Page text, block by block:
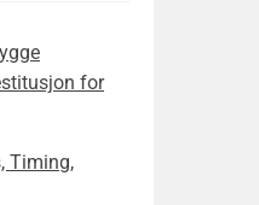
for
Timing,